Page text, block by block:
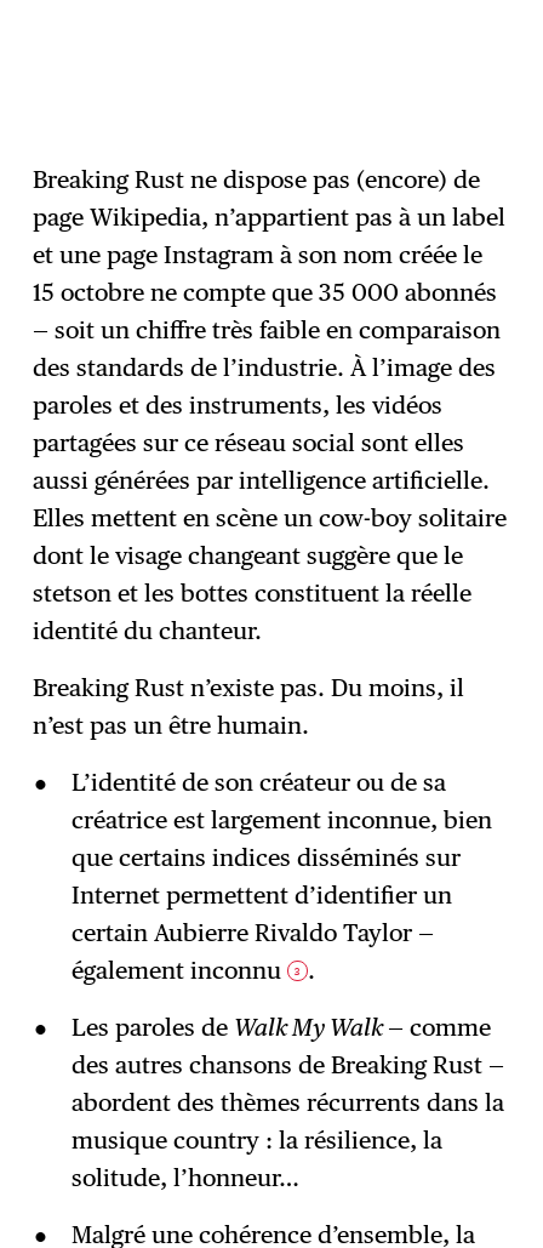
Breaking Rust ne dispose pas (encore) de
page Wikipedia, n’appartient pas à un label
et une page Instagram à son nom créée le
15 octobre ne compte que 35 000 abonnés
— soit un chiffre très faible en comparaison
des standards de l’industrie. À l’image des
paroles et des instruments, les vidéos
partagées sur ce réseau social sont elles
aussi générées par intelligence artificielle.
Elles mettent en scène un cow-boy solitaire
dont le visage changeant suggère que le
stetson et les bottes constituent la réelle
identité du chanteur.
Breaking Rust n’existe pas. Du moins, il
n’est pas un être humain.
L’identité de son créateur ou de sa
créatrice est largement inconnue, bien
que certains indices disséminés sur
Internet permettent d’identifier un
certain Aubierre Rivaldo Taylor —
également inconnu
3 .
Les paroles de Walk My Walk— comme
des autres chansons de Breaking Rust —
abordent des thèmes récurrents dans la
musique country : la résilience, la
solitude, l’honneur…
Malgré une cohérence d’ensemble, la